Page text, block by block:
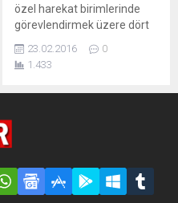
özel harekat birimlerinde
görevlendirmek üzere dört
duyurdu. Emniyet Genel
Müdürlüğünce, özel harekat
Genel Müdürlüğünce Polis
Meslek Eğitim Merkezlerine
23.02.2016
0
1.433